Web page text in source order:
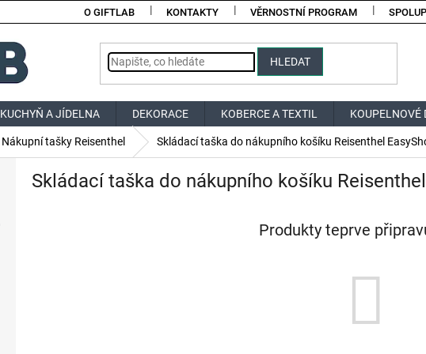
O GIFTLAB KONTAKTY VĚRNOSTNÍ PROGRAM
HLEDAT
KUCHYŇ A JÍDELNA DEKORACE KOBERCE A TEXTIL KOUPELNOVÉ
Nákupní tašky Reisenthel Skládací taška do nákupního košíku Reisenthel
Skládací taška do nákupního košíku
Produkty teprve